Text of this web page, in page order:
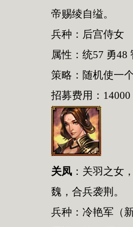
帝赐绫自缢。
兵种：后宫侍女
属性：统57 勇48
策略：随机使一
招募费用：14000
关凤 ：关羽之女
魏，合兵袭荆。
兵种：冷艳军（